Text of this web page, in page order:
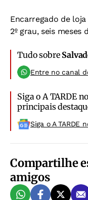
Encarregado de loja
2º grau, seis meses
Tudo sobre
Entre no canal
Siga o A TARDE
principais
Siga o A TARDE
Compartilhe
amigos